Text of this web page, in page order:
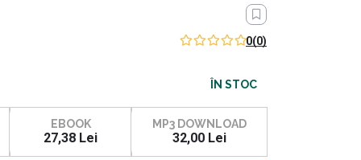
0(0)
ÎN STOC
EBOOK
27,38 Lei
MP3 DOWNLOAD
32,00 Lei